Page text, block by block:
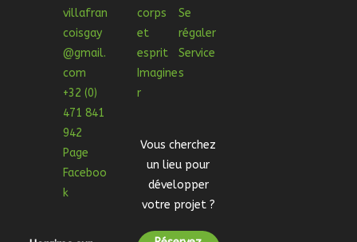
villafran
coisgay
@gmail.
com
+32 (0)
471 841
942
Page
Faceboo
k
corps
et
esprit
Imagine
r
Se
régaler
Service
s
Vous cherchez
un lieu pour
développer
votre projet ?